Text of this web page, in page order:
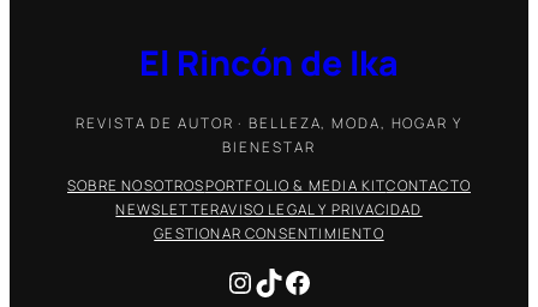
El Rincón de Ika
REVISTA DE AUTOR · BELLEZA, MODA, HOGAR Y
BIENESTAR
SOBRE NOSOTROSPORTFOLIO & MEDIA KITCONTACTO
NEWSLETTERAVISO LEGAL Y PRIVACIDAD
GESTIONAR CONSENTIMIENTO
Instagram
TikTokFacebook